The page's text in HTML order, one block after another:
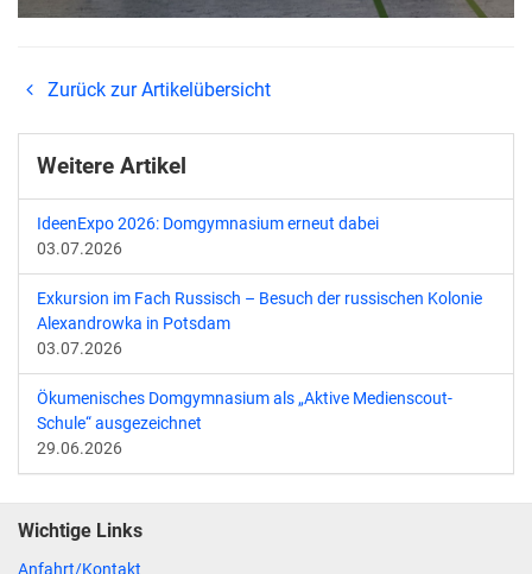
Zurück zur Artikelübersicht
Weitere Artikel
IdeenExpo 2026: Domgymnasium erneut dabei
03.07.2026
Exkursion im Fach Russisch – Besuch der russischen Kolonie
Alexandrowka in Potsdam
03.07.2026
Ökumenisches Domgymnasium als „Aktive Medienscout-
Schule“ ausgezeichnet
29.06.2026
Wichtige Links
Anfahrt/Kontakt